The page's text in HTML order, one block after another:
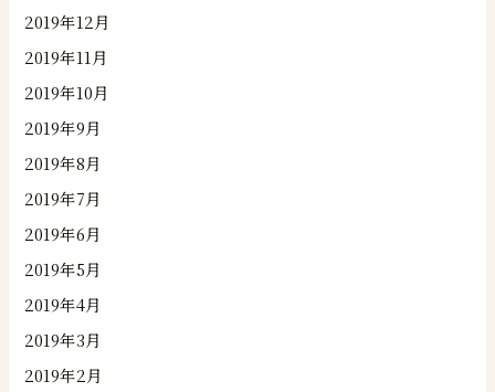
2019年12月
2019年11月
2019年10月
2019年9月
2019年8月
2019年7月
2019年6月
2019年5月
2019年4月
2019年3月
2019年2月